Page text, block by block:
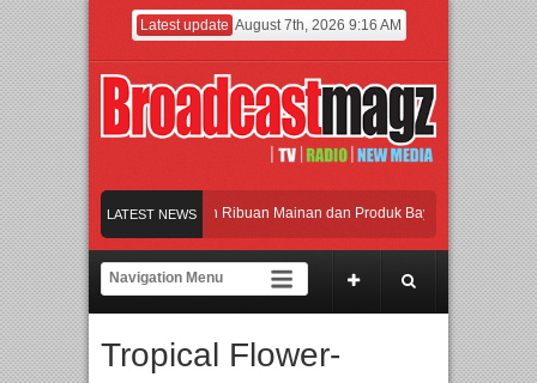
Latest update August 7th, 2026 9:16 AM
LATEST NEWS
Meramaikan Jakarta dengan Ribuan Mainan dan Produk Bayi dari Seluruh
Menjadi Gerbang Inovasi dan Peluang Bisnis Industri Gifts dan Housewares
Rayakan Perpaduan Warisan Dan Semangat Lokal, BIRKENSTOCK INDONESIA
Tropical Flower-